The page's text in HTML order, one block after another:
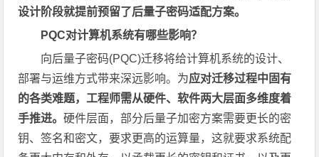
设计阶段就提前预留了后量子密码适配方案。
PQC对计算机系统有哪些影响？
向后量子密码(PQC)迁移将给计算机系统的设计、
部署与运维方式带来深远影响。为应对迁移过程中固有
的各类难题，工程师需从硬件、软件两大层面多维度着
手推进。硬件层面，部分后量子加密方案需要更长的密
钥、签名和密文，要求更高的运算量，这就要求系统配